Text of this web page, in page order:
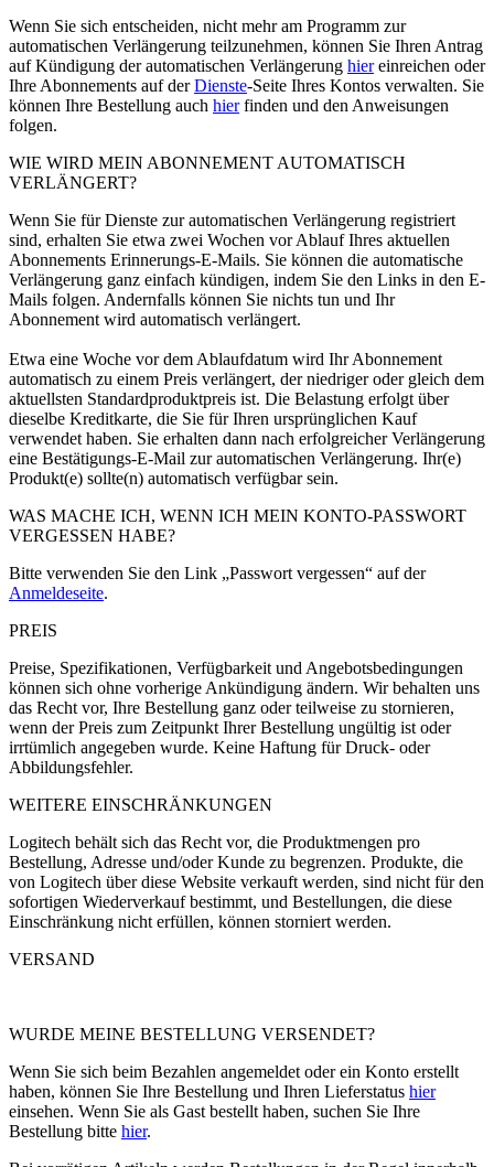
Wenn Sie sich entscheiden, nicht mehr am Programm zur
automatischen Verlängerung teilzunehmen, können Sie Ihren Antrag
auf Kündigung der automatischen Verlängerung hiereinreichen oder
Ihre Abonnements auf derDienste-Seite Ihres Kontos verwalten. Sie
können Ihre Bestellung auch hierfinden und den Anweisungen
folgen.
WIE WIRD MEIN ABONNEMENT AUTOMATISCH
VERLÄNGERT?
Wenn Sie für Dienste zur automatischen Verlängerung registriert
sind, erhalten Sie etwa zwei Wochen vor Ablauf Ihres aktuellen
Abonnements Erinnerungs-E-Mails. Sie können die automatische
Verlängerung ganz einfach kündigen, indem Sie den Links in den E-
Mails folgen. Andernfalls können Sie nichts tun und Ihr
Abonnement wird automatisch verlängert.
Etwa eine Woche vor dem Ablaufdatum wird Ihr Abonnement
automatisch zu einem Preis verlängert, der niedriger oder gleich dem
aktuellsten Standardproduktpreis ist. Die Belastung erfolgt über
dieselbe Kreditkarte, die Sie für Ihren ursprünglichen Kauf
verwendet haben. Sie erhalten dann nach erfolgreicher Verlängerung
eine Bestätigungs-E-Mail zur automatischen Verlängerung. Ihr(e)
Produkt(e) sollte(n) automatisch verfügbar sein.
WAS MACHE ICH, WENN ICH MEIN KONTO-PASSWORT
VERGESSEN HABE?
Bitte verwenden Sie den Link „Passwort vergessen“ auf der
Anmeldeseite.
PREIS
Preise, Spezifikationen, Verfügbarkeit und Angebotsbedingungen
können sich ohne vorherige Ankündigung ändern. Wir behalten uns
das Recht vor, Ihre Bestellung ganz oder teilweise zu stornieren,
wenn der Preis zum Zeitpunkt Ihrer Bestellung ungültig ist oder
irrtümlich angegeben wurde. Keine Haftung für Druck- oder
Abbildungsfehler.
WEITERE EINSCHRÄNKUNGEN
Logitech behält sich das Recht vor, die Produktmengen pro
Bestellung, Adresse und/oder Kunde zu begrenzen. Produkte, die
von Logitech über diese Website verkauft werden, sind nicht für den
sofortigen Wiederverkauf bestimmt, und Bestellungen, die diese
Einschränkung nicht erfüllen, können storniert werden.
VERSAND
WURDE MEINE BESTELLUNG VERSENDET?
Wenn Sie sich beim Bezahlen angemeldet oder ein Konto erstellt
haben, können Sie Ihre Bestellung und Ihren Lieferstatus hier
einsehen. Wenn Sie als Gast bestellt haben, suchen Sie Ihre
Bestellung bitte hier.